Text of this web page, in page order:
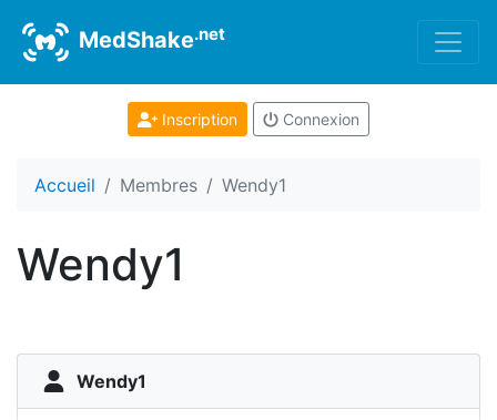
MedShake.net
Inscription Connexion
Accueil Membres Wendy1
Wendy1
Wendy1